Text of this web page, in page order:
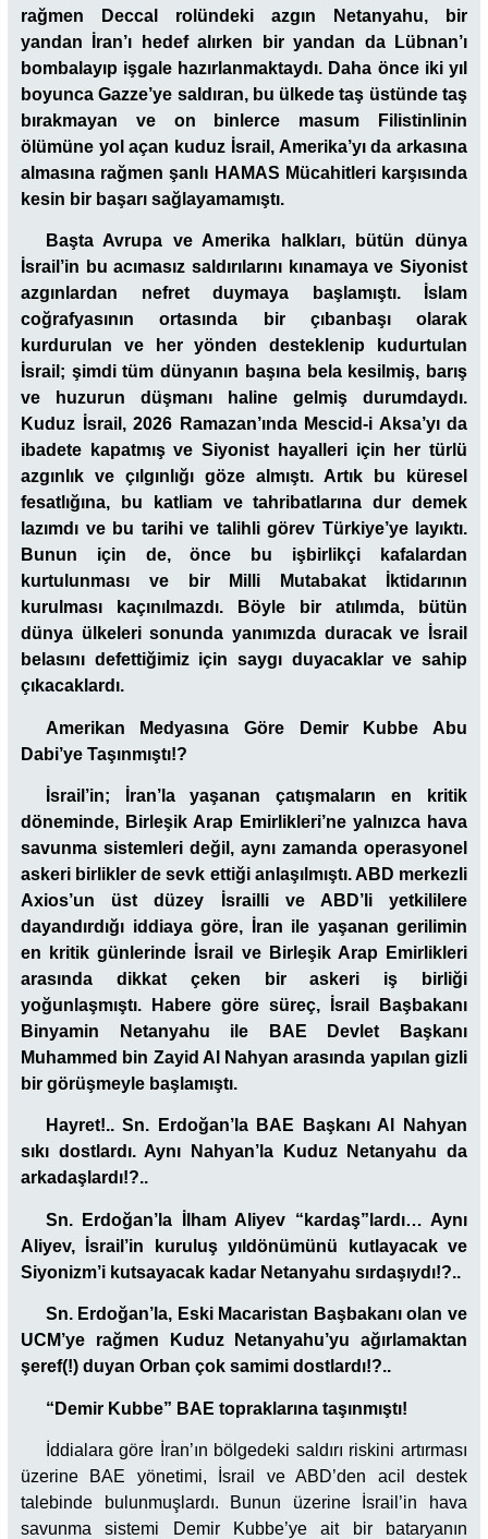
rağmen Deccal rolündeki azgın Netanyahu, bir
yandan İran’ı hedef alırken bir yandan da Lübnan’ı
bombalayıp işgale hazırlanmaktaydı. Daha önce iki yıl
boyunca Gazze’ye saldıran, bu ülkede taş üstünde taş
bırakmayan ve on binlerce masum Filistinlinin
ölümüne yol açan kuduz İsrail, Amerika’yı da arkasına
almasına rağmen şanlı HAMAS Mücahitleri karşısında
kesin bir başarı sağlayamamıştı.
Başta Avrupa ve Amerika halkları, bütün dünya
İsrail’in bu acımasız saldırılarını kınamaya ve Siyonist
azgınlardan nefret duymaya başlamıştı. İslam
coğrafyasının ortasında bir çıbanbaşı olarak
kurdurulan ve her yönden desteklenip kudurtulan
İsrail; şimdi tüm dünyanın başına bela kesilmiş, barış
ve huzurun düşmanı haline gelmiş durumdaydı.
Kuduz İsrail, 2026 Ramazan’ında Mescid-i Aksa’yı da
ibadete kapatmış ve Siyonist hayalleri için her türlü
azgınlık ve çılgınlığı göze almıştı. Artık bu küresel
fesatlığına, bu katliam ve tahribatlarına dur demek
lazımdı ve bu tarihi ve talihli görev Türkiye’ye layıktı.
Bunun için de, önce bu işbirlikçi kafalardan
kurtulunması ve bir Milli Mutabakat İktidarının
kurulması kaçınılmazdı. Böyle bir atılımda, bütün
dünya ülkeleri sonunda yanımızda duracak ve İsrail
belasını defettiğimiz için saygı duyacaklar ve sahip
çıkacaklardı.
Amerikan Medyasına Göre Demir Kubbe Abu
Dabi’ye Taşınmıştı!?
İsrail’in; İran’la yaşanan çatışmaların en kritik
döneminde, Birleşik Arap Emirlikleri’ne yalnızca hava
savunma sistemleri değil, aynı zamanda operasyonel
askeri birlikler de sevk ettiği anlaşılmıştı. ABD merkezli
Axios’un üst düzey İsrailli ve ABD’li yetkililere
dayandırdığı iddiaya göre, İran ile yaşanan gerilimin
en kritik günlerinde İsrail ve Birleşik Arap Emirlikleri
arasında dikkat çeken bir askeri iş birliği
yoğunlaşmıştı. Habere göre süreç, İsrail Başbakanı
Binyamin Netanyahu ile BAE Devlet Başkanı
Muhammed bin Zayid Al Nahyan arasında yapılan gizli
bir görüşmeyle başlamıştı.
Hayret!.. Sn. Erdoğan’la BAE Başkanı Al Nahyan
sıkı dostlardı. Aynı Nahyan’la Kuduz Netanyahu da
arkadaşlardı!?..
Sn. Erdoğan’la İlham Aliyev “kardaş”lardı… Aynı
Aliyev, İsrail’in kuruluş yıldönümünü kutlayacak ve
Siyonizm’i kutsayacak kadar Netanyahu sırdaşıydı!?..
Sn. Erdoğan’la, Eski Macaristan Başbakanı olan ve
UCM’ye rağmen Kuduz Netanyahu’yu ağırlamaktan
şeref(!) duyan Orban çok samimi dostlardı!?..
“Demir Kubbe” BAE topraklarına taşınmıştı!
İddialara göre İran’ın bölgedeki saldırı riskini artırması
üzerine BAE yönetimi, İsrail ve ABD’den acil destek
talebinde bulunmuşlardı. Bunun üzerine İsrail’in hava
savunma sistemi Demir Kubbe’ye ait bir bataryanın